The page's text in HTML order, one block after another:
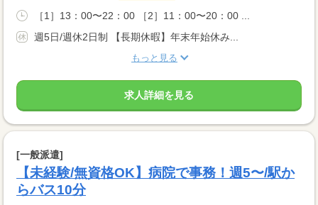
［1］13：00〜22：00 ［2］11：00〜20：00 ...
週5日/週休2日制 【長期休暇】年末年始休み...
もっと見る
求人詳細を見る
[一般派遣]
【未経験/無資格OK】病院で事務！週5〜/駅か
らバス10分